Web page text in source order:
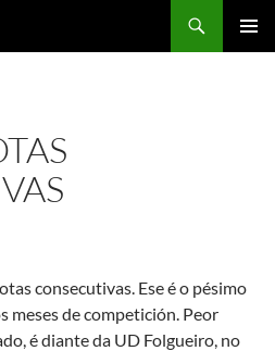
consecutivas. Ese é o pésimo
meses de competición. Peor
é diante da UD Folgueiro, no